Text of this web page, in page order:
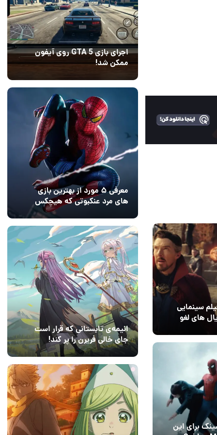
سینمایی
های لغو
برای این
اجرای بازی GTA 5 روی آیفون
ممکن شد!
معرفی ۵ مورد از بهترین بازی
های مرد عنکبوتی که هیچکس
انیمه‌ی تابستانی که قرار است
جای خالی فریرن را پر کند!
1 روز قبل